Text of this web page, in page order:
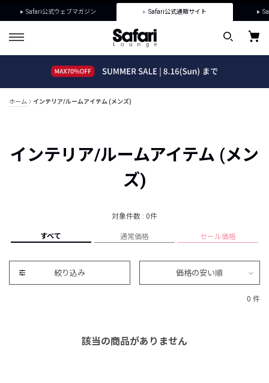
Safari公式ウェブマガジン Safari公式通販サイト
ホーム インテリア/ルームアイテム (メンズ)
インテリア/ルームアイテム (メン
ズ)
対象件数 : 0件
すべて 通常価格 セール価格
絞り込み 価格の安い順
0 件
該当の商品がありません